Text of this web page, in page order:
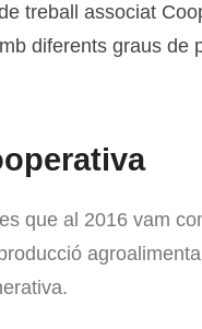
treball associat
diferents graus de
que al 2016 vam